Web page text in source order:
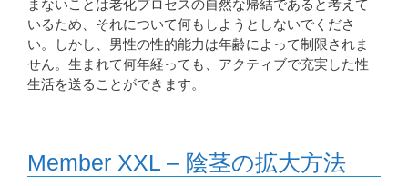
まないことは老化プロセスの自然な帰結であると考えて
いるため、それについて何もしようとしないでくださ
い。しかし、男性の性的能力は年齢によって制限されま
せん。生まれて何年経っても、アクティブで充実した性
生活を送ることができます。
Member XXL – 陰茎の拡大方法